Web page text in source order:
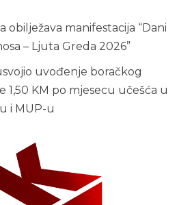
obilježava manifestacija “Dani
– Ljuta Greda 2026”
uvođenje boračkog
1,50 KM po mjesecu učešća u
i MUP-u